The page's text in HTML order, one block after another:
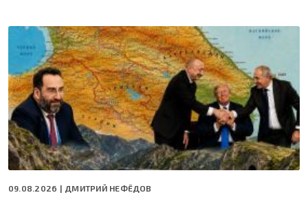
09.08.2026 | ДМИТРИЙ НЕФЁДОВ